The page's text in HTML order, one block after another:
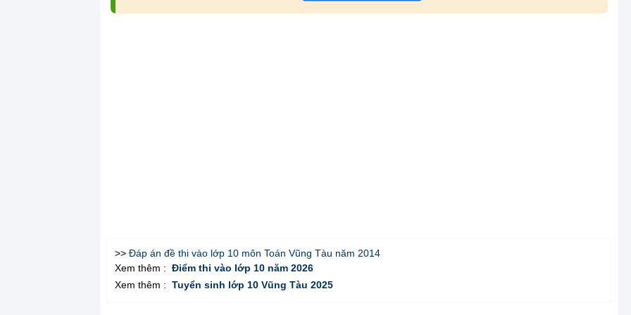
>> Đáp án đề thi vào lớp 10 môn Toán Vũng Tàu năm 2014
Xem thêm : Điểm thi vào lớp 10 năm 2026
Xem thêm : Tuyển sinh lớp 10 Vũng Tàu 2025